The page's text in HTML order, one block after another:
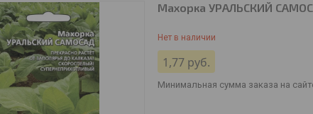
Махорка УРАЛЬСКИЙ
Нет в наличии
1,77 руб.
Минимальная сумма заказа на